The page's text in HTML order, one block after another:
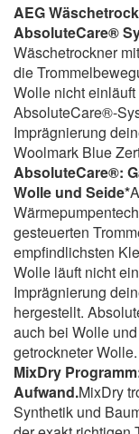
AEG
AbsoluteCare®
Wäschetrockner
die
Wolle nicht
AbsoluteCare®-
Imprägnierung
Woolmark Blue
AbsoluteCare®:
Wolle und Seide*
gesteuerten
empfindlichsten
Wolle läuft nicht
Imprägnierung
hergestellt.
auch bei Wolle
getrockneter Wolle.
MixDry
Aufwand.MixDry
Synthetik und